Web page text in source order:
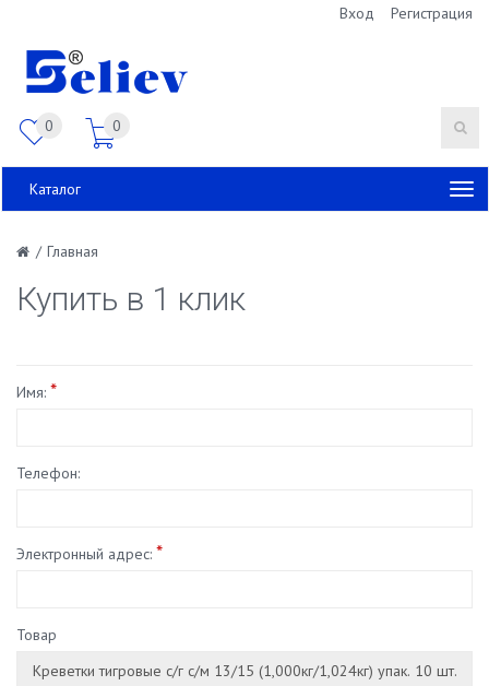
Вход Регистрация
0 0
Каталог
/ Главная
Купить в 1 клик
Имя: *
Телефон:
Электронный адрес: *
Товар